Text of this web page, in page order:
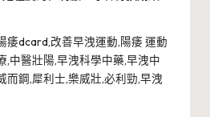
痿dcard,改善早洩運動,陽痿 運動
,中醫壯陽,早洩科學中藥,早洩中
而鋼,犀利士,樂威壯,必利勁,早洩